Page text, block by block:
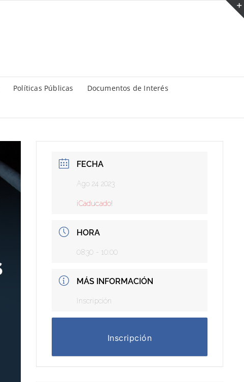
Políticas Públicas Documentos de Interés
FECHA
Ago 24 2023
¡Caducado!
HORA
08:30 - 10:00
MÁS INFORMACIÓN
Inscripción
Inscripción